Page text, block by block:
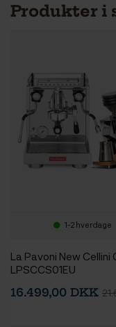
Produkter i
1-2 hverdage
La Pavoni New Cellini
LPSCCS01EU
Mignon Zero 65
16.499,00 DKK